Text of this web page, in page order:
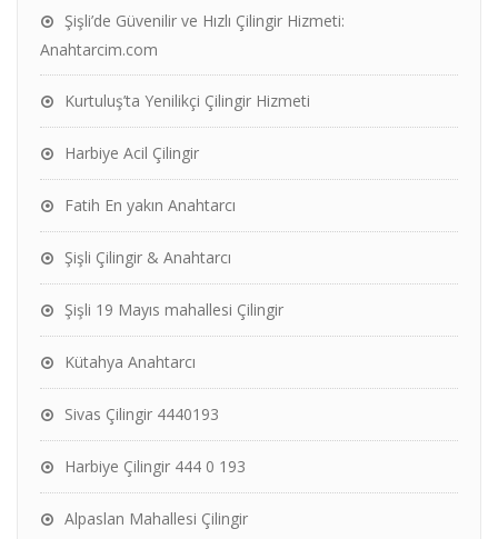
Şişli’de Güvenilir ve Hızlı Çilingir Hizmeti:
Anahtarcim.com
Kurtuluş’ta Yenilikçi Çilingir Hizmeti
Harbiye Acil Çilingir
Fatih En yakın Anahtarcı
Şişli Çilingir & Anahtarcı
Şişli 19 Mayıs mahallesi Çilingir
Kütahya Anahtarcı
Sivas Çilingir 4440193
Harbiye Çilingir 444 0 193
Alpaslan Mahallesi Çilingir